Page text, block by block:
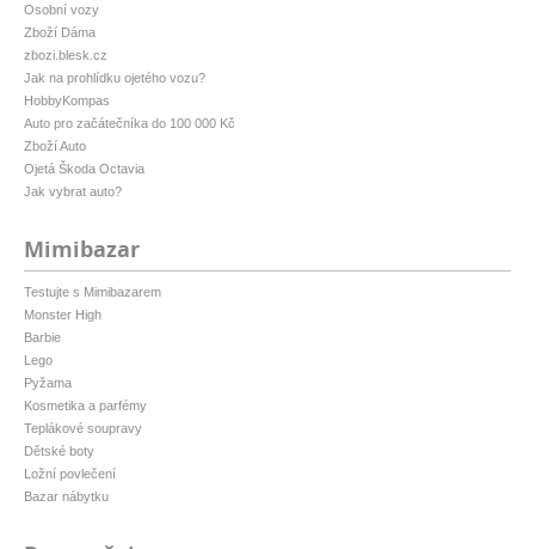
Osobní vozy
Zboží Dáma
zbozi.blesk.cz
Jak na prohlídku ojetého vozu?
HobbyKompas
Auto pro začátečníka do 100 000 Kč
Zboží Auto
Ojetá Škoda Octavia
Jak vybrat auto?
Mimibazar
Testujte s Mimibazarem
Monster High
Barbie
Lego
Pyžama
Kosmetika a parfémy
Teplákové soupravy
Dětské boty
Ložní povlečení
Bazar nábytku